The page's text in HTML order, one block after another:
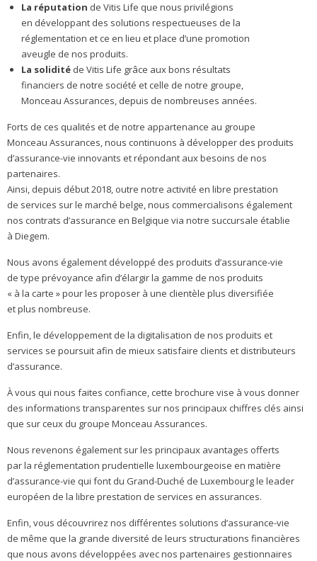
La réputation de Vitis Life que nous privilégions
en développant des solutions respectueuses de la
réglementation et ce en lieu et place d’une promotion
aveugle de nos produits.
La solidité de Vitis Life grâce aux bons résultats
financiers de notre société et celle de notre groupe,
Monceau Assurances, depuis de nombreuses années.
Forts de ces qualités et de notre appartenance au groupe
Monceau Assurances, nous continuons à développer des produits
d’assurance-vie innovants et répondant aux besoins de nos
partenaires.
Ainsi, depuis début 2018, outre notre activité en libre prestation
de services sur le marché belge, nous commercialisons également
nos contrats d’assurance en Belgique via notre succursale établie
à Diegem.
Nous avons également développé des produits d’assurance-vie
de type prévoyance afin d’élargir la gamme de nos produits
« à la carte » pour les proposer à une clientèle plus diversifiée
et plus nombreuse.
Enfin, le développement de la digitalisation de nos produits et
services se poursuit afin de mieux satisfaire clients et distributeurs
d’assurance.
À vous qui nous faites confiance, cette brochure vise à vous donner
des informations transparentes sur nos principaux chiffres clés ainsi
que sur ceux du groupe Monceau Assurances.
Nous revenons également sur les principaux avantages offerts
par la réglementation prudentielle luxembourgeoise en matière
d’assurance-vie qui font du Grand-Duché de Luxembourg le leader
européen de la libre prestation de services en assurances.
Enfin, vous découvrirez nos différentes solutions d’assurance-vie
de même que la grande diversité de leurs structurations financières
que nous avons développées avec nos partenaires gestionnaires